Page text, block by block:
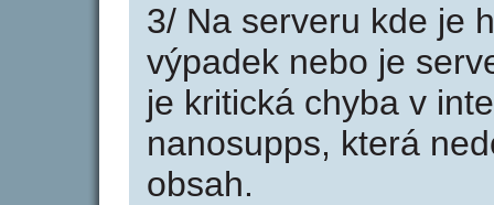
3/ Na serveru kde je
výpadek nebo je
je kritická chyba v
nanosupps, která
obsah.